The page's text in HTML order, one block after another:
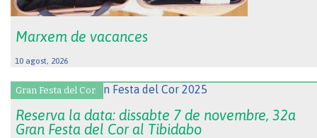
Marxem de vacances
10 agost, 2026
Gran Festa del Cor.
Reserva la data: dissabte 7 de novembre, 32a
Gran Festa del Cor al Tibidabo